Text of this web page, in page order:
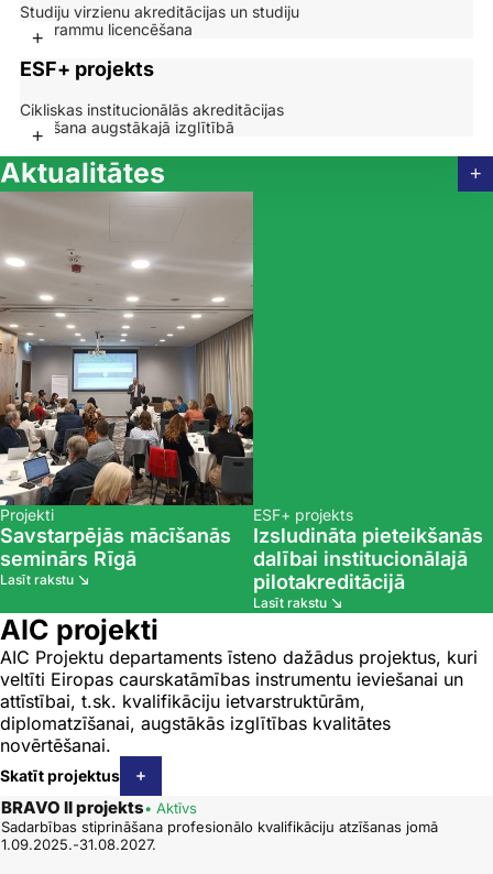
Studiju virzienu akreditācijas un studiju
programmu licencēšana
+
ESF+ projekts
Cikliskas institucionālās akreditācijas
ieviešana augstākajā izglītībā
+
Aktualitātes +
Projekti
Savstarpējās mācīšanās
seminārs Rīgā
Lasīt rakstu
ESF+ projekts
Izsludināta pieteikšanās
dalībai institucionālajā
pilotakreditācijā
Lasīt rakstu
AIC projekti
AIC Projektu departaments īsteno dažādus projektus, kuri
veltīti Eiropas caurskatāmības instrumentu ieviešanai un
attīstībai, t.sk. kvalifikāciju ietvarstruktūrām,
diplomatzīšanai, augstākās izglītības kvalitātes
novērtēšanai.
Skatīt projektus
BRAVO II projekts• Aktīvs
Sadarbības stiprināšana profesionālo kvalifikāciju atzīšanas jomā
1.09.2025.-31.08.2027.